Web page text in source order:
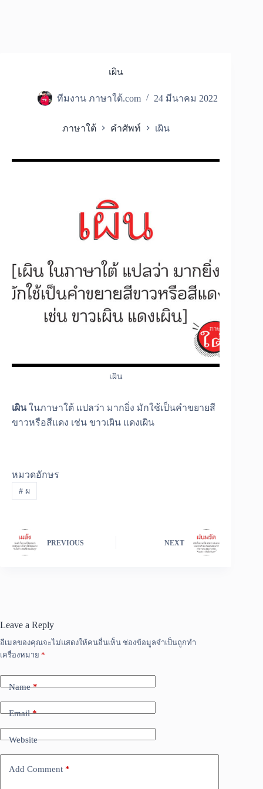
เผิน
ทีมงาน ภาษาใต้.com 24 มีนาคม 2022
ภาษาใต้ คำศัพท์ เผิน
เผิน
เผินในภาษาใต้ แปลว่า มากยิ่ง มักใช้เป็นคำขยายสี
ขาวหรือสีแดง เช่น ขาวเผิน แดงเผิน
หมวดอักษร
#ผ
PREVIOUS NEXT
Leave a Reply
อีเมลของคุณจะไม่แสดงให้คนอื่นเห็น ช่องข้อมูลจำเป็นถูกทำ
เครื่องหมาย *
Name*
Email*
Website
Add Comment *